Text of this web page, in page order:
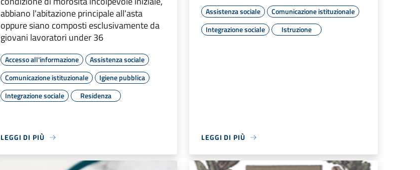
abbiano l'abitazione principale all'asta
oppure siano composti esclusivamente da
giovani lavoratori under 36
Accesso all'informazione
Assistenza sociale
Comunicazione istituzionale
Igiene pubblica
Integrazione sociale
Residenza
LEGGI DI PIÙ
Assistenza sociale
Comunicazione istituzionale
Integrazione sociale
Istruzione
LEGGI DI PIÙ